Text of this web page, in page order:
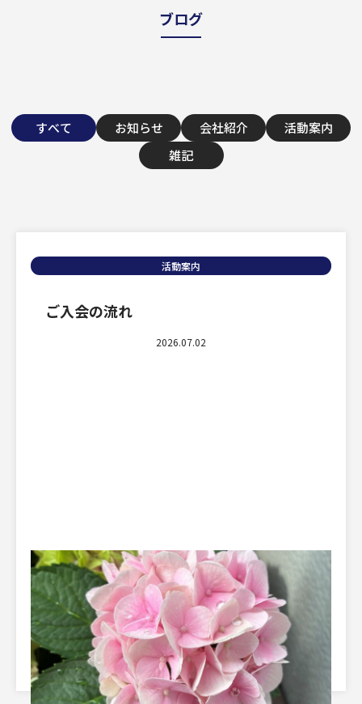
ブログ
すべて お知らせ 会社紹介
活動案内
雑記
ただきまして、誠にあ
は、お問い合わせから
日本語教育実習で、学習者
きました。 「先生、『しか
『しかたがある』は言い